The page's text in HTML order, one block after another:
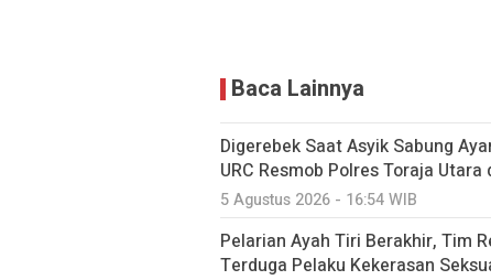
Baca Lainnya
Digerebek Saat Asyik Sabung
URC Resmob Polres Toraja Utara
5 Agustus 2026 - 16:54 WIB
Pelarian Ayah Tiri Berakhir, Tim
Terduga Pelaku Kekerasan